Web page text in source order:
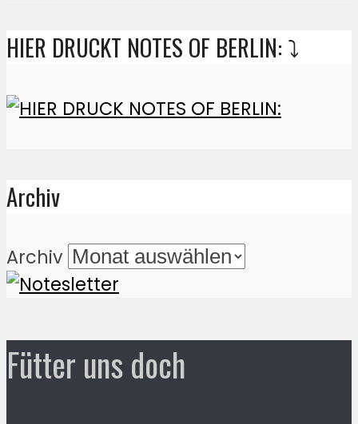
HIER DRUCKT NOTES OF BERLIN: ⤵️
Archiv
Archiv
Fütter uns doch